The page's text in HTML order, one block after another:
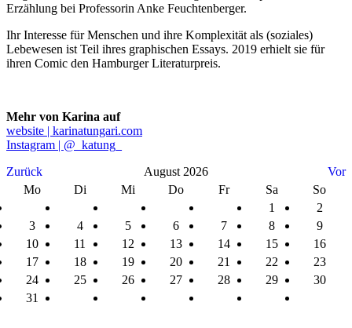
Erzählung bei Professorin Anke Feuchtenberger.
Ihr Interesse für Menschen und ihre Komplexität als (soziales)
Lebewesen ist Teil ihres graphischen Essays. 2019 erhielt sie für
ihren Comic den Hamburger Literaturpreis.
Mehr von Karina auf
website | karinatungari.com
Instagram | @_katung_
Zurück
August 2026
Vor
Mo
Di Mi Do Fr Sa
So
1
2
3
4 5 6 7 8
9
10
11 12 13 14 15
16
17
18 19 20 21 22
23
24
25 26 27 28 29
30
31